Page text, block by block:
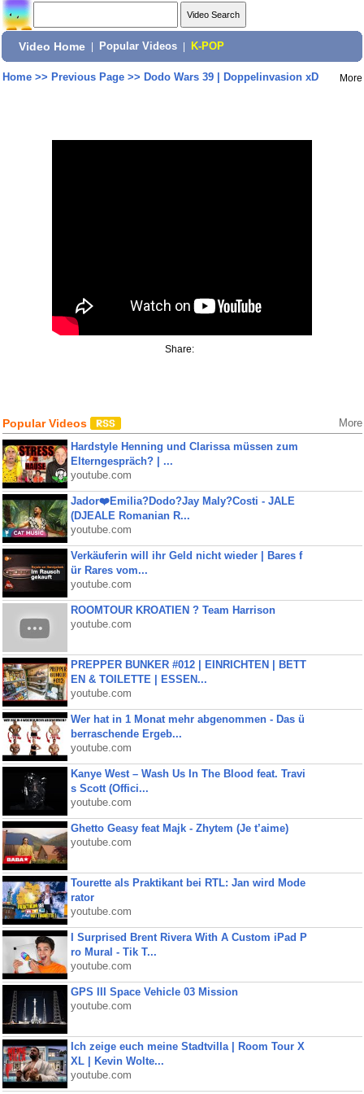
Video Home Popular Videos K-POP
Home>> Previous Page>> Dodo Wars 39 | Doppelinvasion xD More
Share:
Popular Videos More
Hardstyle Henning und Clarissa müssen zum
Elterngespräch? | ...
youtube.com
Jador❤️Emilia?Dodo?Jay Maly?Costi - JALE
(DJEALE Romanian R...
youtube.com
Verkäuferin will ihr Geld nicht wieder | Bares f
ür Rares vom...
youtube.com
ROOMTOUR KROATIEN ? Team Harrison
youtube.com
PREPPER BUNKER #012 | EINRICHTEN | BETT
EN & TOILETTE | ESSEN...
youtube.com
Wer hat in 1 Monat mehr abgenommen - Das ü
berraschende Ergeb...
youtube.com
Kanye West – Wash Us In The Blood feat. Travi
s Scott (Offici...
youtube.com
Ghetto Geasy feat Majk - Zhytem (Je t’aime)
youtube.com
Tourette als Praktikant bei RTL: Jan wird Mode
rator
youtube.com
I Surprised Brent Rivera With A Custom iPad P
ro Mural - Tik T...
youtube.com
GPS III Space Vehicle 03 Mission
youtube.com
Ich zeige euch meine Stadtvilla | Room Tour X
XL | Kevin Wolte...
youtube.com